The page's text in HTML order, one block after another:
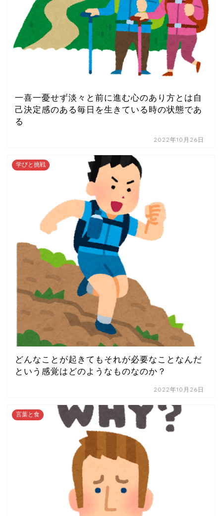
一喜一憂せず淡々と前に進む心のあり方とは自
己決定感のある毎日を生きている時の状態であ
る
2022年10月26日
学びと挑戦
どんなことが起きてもそれが必要なことなんだ
という感覚はどのようなものなのか？
2022年10月26日
言葉と食